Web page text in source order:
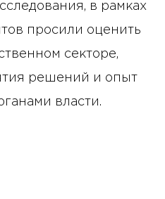
в рамках
просили оценить
секторе,
решений и опыт
власти.